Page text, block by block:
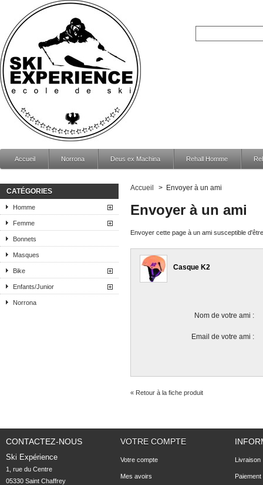
Accueil Norrona Deus ex Machina Rehall Homme
CATÉGORIES
Homme
Femme
Bonnets
Masques
Bike
Enfants/Junior
Norrona
Accueil > Envoyer à un ami
Envoyer à un ami
Envoyer cette page à un ami susceptible
Casque K2
Nom de votre ami :
Email de votre ami :
« Retour à la fiche produit
CONTACTEZ-NOUS
Ski Expérience
1, rue du Centre
05330 Saint Chaffrey
VOTRE COMPTE
Votre compte
Mes avoirs
Livraison